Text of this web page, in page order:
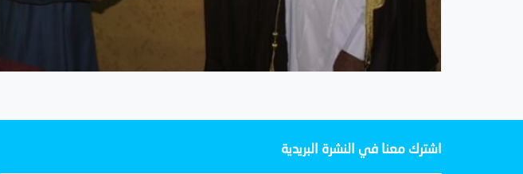
اشترك معنا في النشرة البريدية